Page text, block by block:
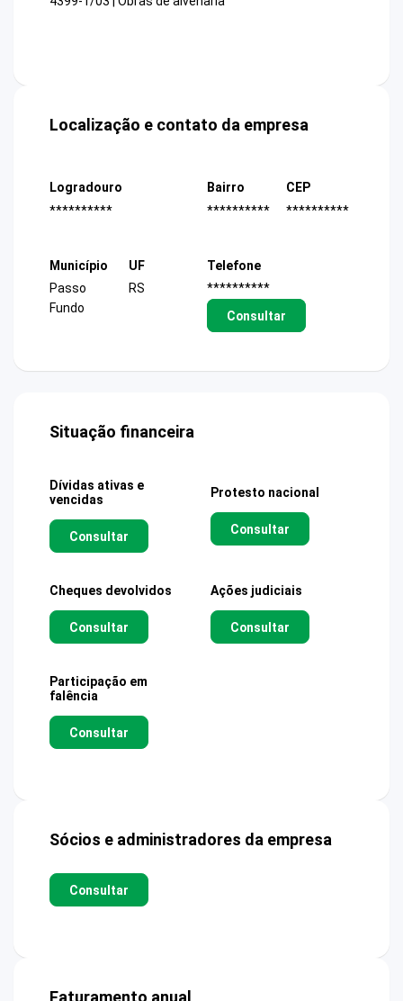
Localização e contato da empresa
Logradouro
**********
Bairro
**********
CEP
**********
Município
Passo
Fundo
UF
RS
Telefone
**********
Consultar
Situação financeira
Dívidas ativas e
vencidas
Consultar
Protesto nacional
Consultar
Cheques devolvidos
Consultar
Ações judiciais
Consultar
Participação em
falência
Consultar
Sócios e administradores da empresa
Consultar
Faturamento anual